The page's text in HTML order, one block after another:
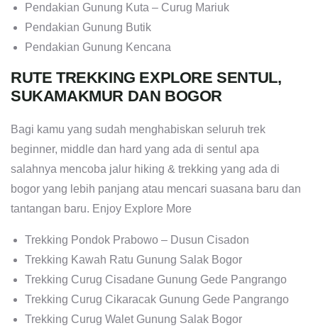
Pendakian Gunung Kuta – Curug Mariuk
Pendakian Gunung Butik
Pendakian Gunung Kencana
RUTE TREKKING EXPLORE SENTUL,
SUKAMAKMUR DAN BOGOR
Bagi kamu yang sudah menghabiskan seluruh trek
beginner, middle dan hard yang ada di sentul apa
salahnya mencoba jalur hiking & trekking yang ada di
bogor yang lebih panjang atau mencari suasana baru dan
tantangan baru. Enjoy Explore More
Trekking Pondok Prabowo – Dusun Cisadon
Trekking Kawah Ratu Gunung Salak Bogor
Trekking Curug Cisadane Gunung Gede Pangrango
Trekking Curug Cikaracak Gunung Gede Pangrango
Trekking Curug Walet Gunung Salak Bogor